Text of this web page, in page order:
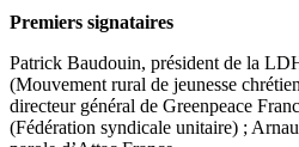
Premiers signataires
Patrick Baudouin, président de la
(Mouvement rural de jeunesse
directeur général de Greenpeace
(Fédération syndicale unitaire) ;